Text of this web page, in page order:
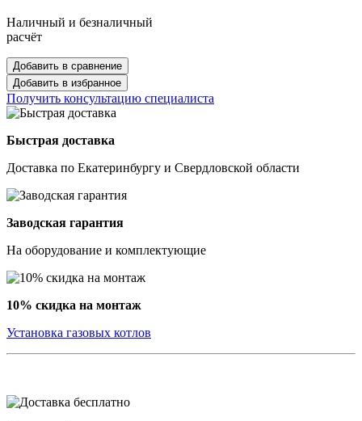
Наличный и безналичный
расчёт
Добавить в сравнение
Добавить в избранное
Получить консультацию специалиста
Быстрая доставка
Доставка по Екатеринбургу и Свердловской области
Заводская гарантия
На оборудование и комплектующие
10% скидка на монтаж
Установка газовых котлов